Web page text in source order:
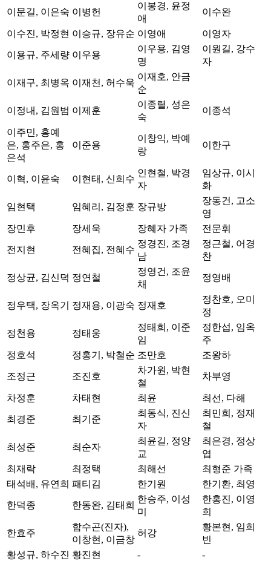
이문길, 이은숙 이병헌
이봉경, 윤정
애
이수완
이수진, 박정현 이승규, 장유순 이영애 이영자
이용규, 주세량 이우용
이우용, 김영
명
이원길, 강수
자
이재구, 최병옥 이재천, 허수욱
이재호, 안금
순
이정내, 김원범 이제훈
이종렬, 성은
숙
이종석
이주민, 홍예
은, 홍주은, 홍
은석
이준용
이창익, 박예
랑
이한구
이혁, 이윤숙 이현태, 신희수
인현철, 박경
자
임상규, 이시
화
임현택 임혜리, 김정훈 장규방
장동건, 고소
영
장민후
장세욱 장혜자 가족 전문휘
전지현 전혜집, 전혜수
정경진, 조경
남
정근철, 어경
찬
정상균, 김신덕 정연철
정영건, 조윤
채
정영배
정우택, 장옥기 정재용, 이광숙 정재호
정찬호, 오미
정
정천용 정태웅
정태희, 이준
임
정한섭, 임옥
주
정호석
정홍기, 박철순 조만호 조왕하
조정근 조진호
차가원, 박현
철
차부영
차정훈 차태현 최윤 최선, 다해
최경준 최기준
최동식, 진신
자
최민희, 정재
철
최성준 최순자
최윤길, 정양
교
최은경, 정상
엽
최재락
최정택 최해선
최형준 가족
태석배, 유연희 패티김 한기원 한기환, 최영
한덕종 한동완, 김태희
한승주, 이성
미
한홍진, 이영
희
한효주
함수곤(진자),
이창현, 이금창
허강
황본현, 임희
빈
황성규, 하수진 황진현 - -